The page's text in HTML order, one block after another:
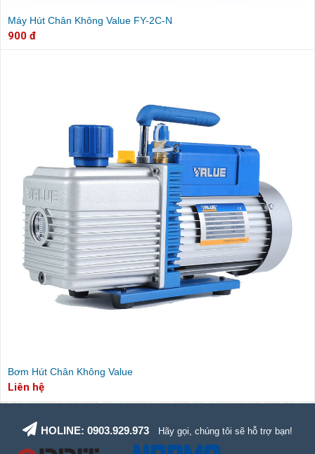
Máy Hút Chân Không Value FY-2C-N
900 đ
Bơm Hút Chân Không Value
Liên hệ
HOLINE: 0903.929.973 Hãy gọi, chúng tôi sẽ hỗ trợ bạn!